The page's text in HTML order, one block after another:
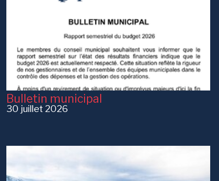
Bulletin municipal
30 juillet 2026